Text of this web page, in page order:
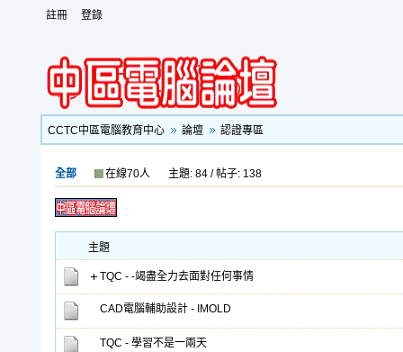
註冊 登錄
CCTC中區電腦教育中心 論壇 認證專區
全部 在線70人 主題: 84 / 帖子: 138
主題
TQC - -竭盡全力去面對任何事情
CAD電腦輔助設計 - IMOLD
TQC - 學習不是一兩天